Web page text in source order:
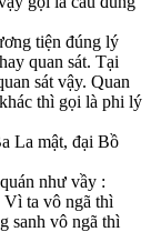
tiện đúng lý
quan sát. Tại
sát vậy. Quan
thì gọi là phi lý
La mật, đại Bồ
như vầy :
ta vô ngã thì
sanh vô ngã thì